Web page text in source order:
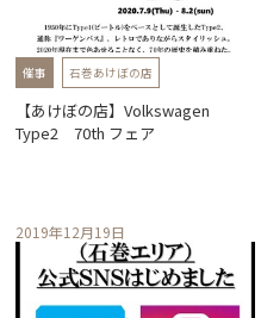
催事 石巻あけぼの店
【あけぼの店】Volkswagen
Type2 70th フェア
2019年12月19日